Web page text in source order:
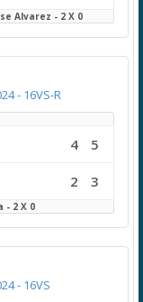
Alvarez - 2 X 0
- 16VS-R
4 5
2 3
- 2 X 0
- 16VS